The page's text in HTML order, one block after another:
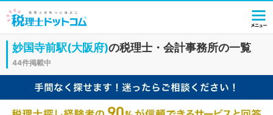
妙国寺前駅(大阪府)の税理士・会計事務所の一覧
44件掲載中